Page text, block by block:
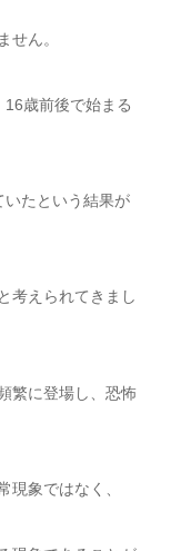
せん。
歳前後で始まる
たという結果が
考えられてきまし
繁に登場し、恐怖
現象ではなく、